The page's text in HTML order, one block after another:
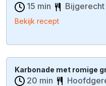
15 min Bijgerecht
Bekijk recept
Karbonade met romige
20 min